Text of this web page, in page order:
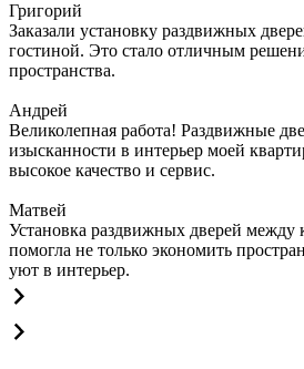
Григорий
Заказали установку раздвижных
гостиной. Это стало отличным
пространства.
Андрей
Великолепная работа! Раздвижные
изысканности в интерьер моей
высокое качество и сервис.
Матвей
Установка раздвижных дверей между
помогла не только экономить
уют в интерьер.